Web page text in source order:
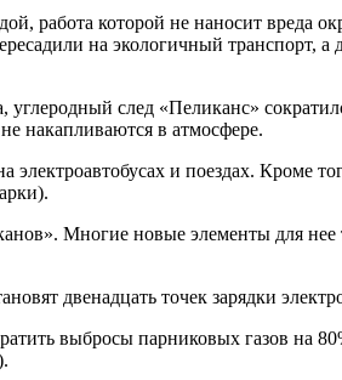
работа которой не наносит вреда
на экологичный транспорт,
углеродный след «Пеликанс»
накапливаются в атмосфере.
электроавтобусах и поездах. Кроме
Многие новые элементы для нее
двенадцать точек зарядки
выбросы парниковых газов на